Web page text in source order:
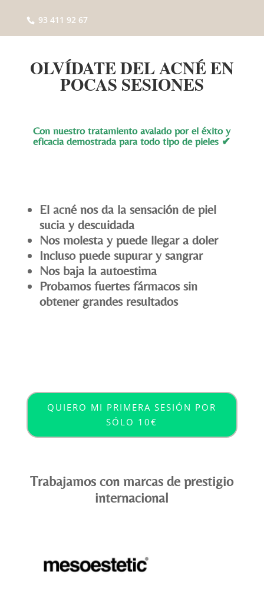
93 411 92 67
OLVÍDATE DEL ACNÉ EN
POCAS SESIONES
Con nuestro tratamiento avalado por el éxito y
eficacia demostrada para todo tipo de pieles ✔
El acné nos da la sensación de piel
sucia y descuidada
Nos molesta y puede llegar a doler
Incluso puede supurar y sangrar
Nos baja la autoestima
Probamos fuertes fármacos sin
obtener grandes resultados
QUIERO MI PRIMERA SESIÓN POR
SÓLO 10€
Trabajamos con marcas de prestigio
internacional